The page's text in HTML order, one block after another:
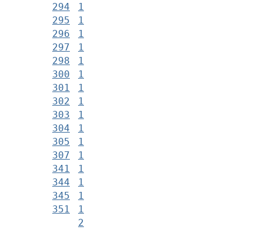
294
1
295
1
296
1
297
1
298
1
300
1
301
1
302
1
303
1
304
1
305
1
307
1
341
1
344
1
345
1
351
1
2